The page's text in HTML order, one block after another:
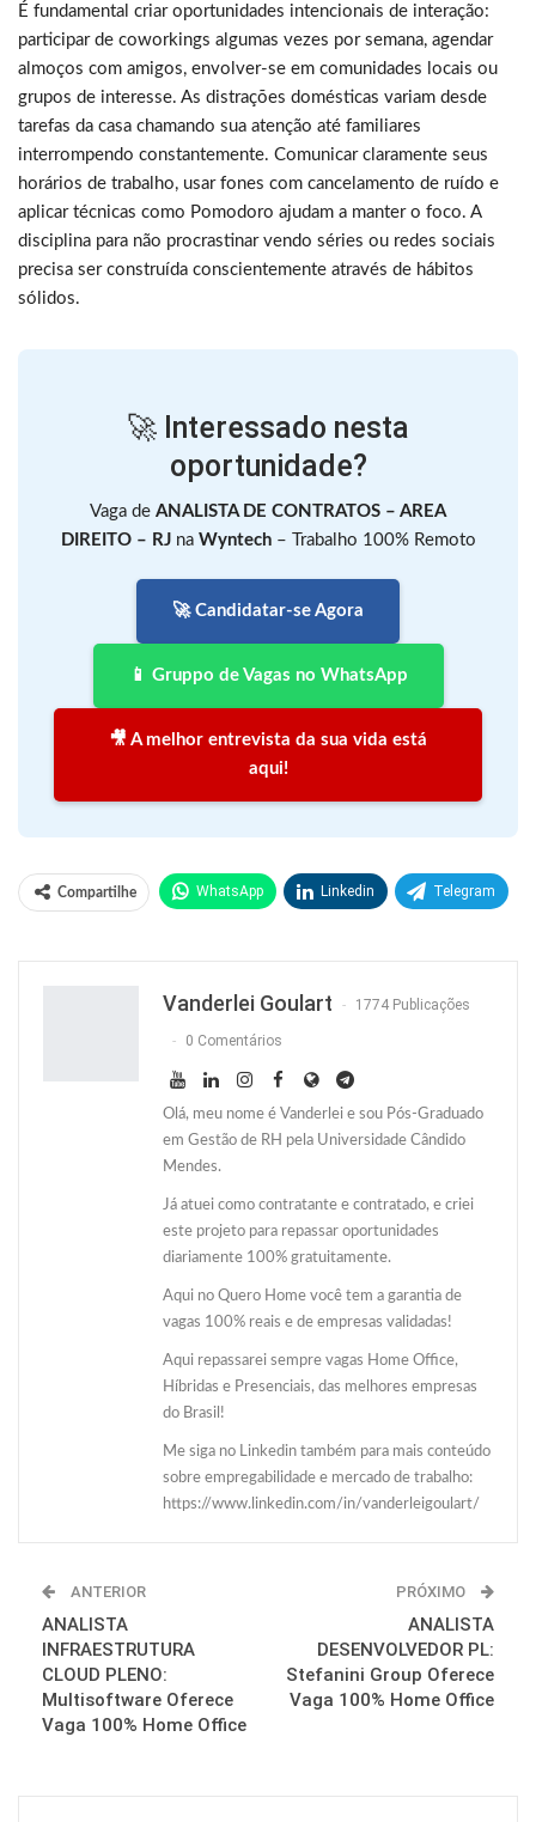
É fundamental criar oportunidades intencionais de interação:
participar de coworkings algumas vezes por semana, agendar
almoços com amigos, envolver-se em comunidades locais ou
grupos de interesse. As distrações domésticas variam desde
tarefas da casa chamando sua atenção até familiares
interrompendo constantemente. Comunicar claramente seus
horários de trabalho, usar fones com cancelamento de ruído e
aplicar técnicas como Pomodoro ajudam a manter o foco. A
disciplina para não procrastinar vendo séries ou redes sociais
precisa ser construída conscientemente através de hábitos
sólidos.
🚀 Interessado nesta
oportunidade?
Vaga de ANALISTA DE CONTRATOS – AREA
DIREITO – RJ na Wyntech– Trabalho 100% Remoto
🚀 Candidatar-se Agora
📱 Gruppo de Vagas no WhatsApp
🎥 A melhor entrevista da sua vida está
aqui!
Compartilhe WhatsApp Linkedin Telegram
Vanderlei Goulart 1774 Publicações
0 Comentários
Olá, meu nome é Vanderlei e sou Pós-Graduado
em Gestão de RH pela Universidade Cândido
Mendes.
Já atuei como contratante e contratado, e criei
este projeto para repassar oportunidades
diariamente 100% gratuitamente.
Aqui no Quero Home você tem a garantia de
vagas 100% reais e de empresas validadas!
Aqui repassarei sempre vagas Home Office,
Híbridas e Presenciais, das melhores empresas
do Brasil!
Me siga no Linkedin também para mais conteúdo
sobre empregabilidade e mercado de trabalho:
https://www.linkedin.com/in/vanderleigoulart/
ANTERIOR
ANALISTA
INFRAESTRUTURA
CLOUD PLENO:
Multisoftware Oferece
Vaga 100% Home Office
PRÓXIMO
ANALISTA
DESENVOLVEDOR PL:
Stefanini Group Oferece
Vaga 100% Home Office